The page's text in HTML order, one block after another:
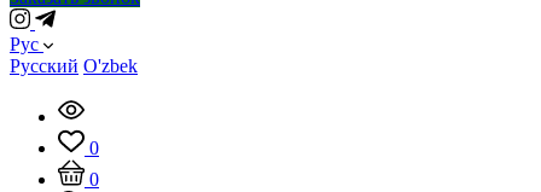
Рус
Русский O'zbek
0
0